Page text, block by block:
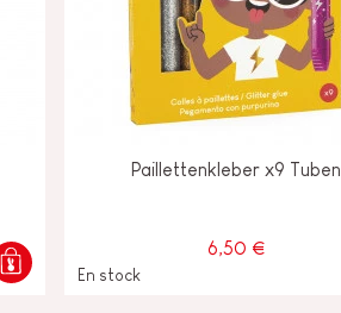
Paillettenkleber x9 Tuben
6,50 €
En stock